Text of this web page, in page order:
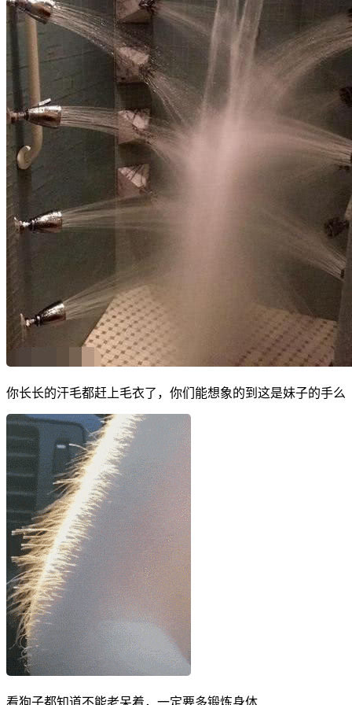
你长长的汗毛都赶上毛衣了，你们能想象的到这是妹子的手么
看狗子都知道不能老呆着，一定要多锻炼身体